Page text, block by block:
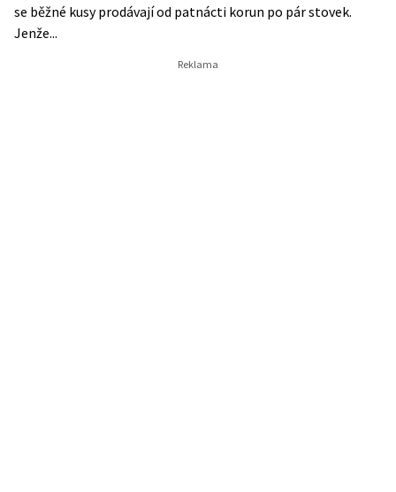
se běžné kusy prodávají od patnácti korun po pár stovek.
Jenže...